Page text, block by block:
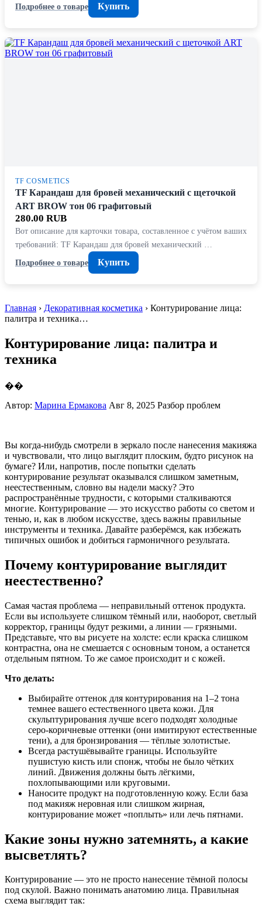
Подробнее о товаре
Купить
TF COSMETICS
TF Карандаш для бровей механический с щеточкой
ART BROW тон 06 графитовый
280.00 RUB
Вот описание для карточки товара, составленное с учётом ваших
требований: TF Карандаш для бровей механический …
Подробнее о товаре
Купить
Главная › Декоративная косметика › Контурирование лица:
палитра и техника…
Контурирование лица: палитра и
техника
��
Автор: Марина Ермакова Авг 8, 2025 Разбор проблем
Вы когда-нибудь смотрели в зеркало после нанесения макияжа
и чувствовали, что лицо выглядит плоским, будто рисунок на
бумаге? Или, напротив, после попытки сделать
контурирование результат оказывался слишком заметным,
неестественным, словно вы надели маску? Это
распространённые трудности, с которыми сталкиваются
многие. Контурирование — это искусство работы со светом и
тенью, и, как в любом искусстве, здесь важны правильные
инструменты и техника. Давайте разберёмся, как избежать
типичных ошибок и добиться гармоничного результата.
Почему контурирование выглядит
неестественно?
Самая частая проблема — неправильный оттенок продукта.
Если вы используете слишком тёмный или, наоборот, светлый
корректор, границы будут резкими, а линии — грязными.
Представьте, что вы рисуете на холсте: если краска слишком
контрастна, она не смешается с основным тоном, а останется
отдельным пятном. То же самое происходит и с кожей.
Что делать:
Выбирайте оттенок для контурирования на 1–2 тона
темнее вашего естественного цвета кожи. Для
скульптурирования лучше всего подходят холодные
серо-коричневые оттенки (они имитируют естественные
тени), а для бронзирования — тёплые золотистые.
Всегда растушёвывайте границы. Используйте
пушистую кисть или спонж, чтобы не было чётких
линий. Движения должны быть лёгкими,
похлопывающими или круговыми.
Наносите продукт на подготовленную кожу. Если база
под макияж неровная или слишком жирная,
контурирование может «поплыть» или лечь пятнами.
Какие зоны нужно затемнять, а какие
высветлять?
Контурирование — это не просто нанесение тёмной полосы
под скулой. Важно понимать анатомию лица. Правильная
схема выглядит так: